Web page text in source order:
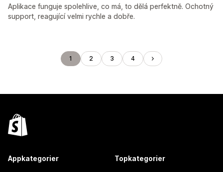
Aplikace funguje spolehlive, co má, to dělá perfektně. Ochotný
support, reagující velmi rychle a dobře.
1 2 3 4
Appkategorier Topkategorier